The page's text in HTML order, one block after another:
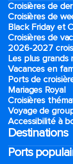
Croisières de
Croisières de
Black Friday et
Croisières de
2026-2027
Les plus grands
Vacances en
Ports de
Mariages Royal
Croisières
Voyage de
Accessibilité à
Destinations
Ports